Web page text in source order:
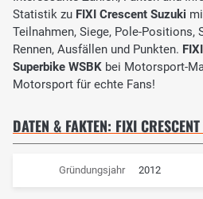
Statistik zu FIXI Crescent Suzuki
Teilnahmen, Siege, Pole-Positions,
Rennen, Ausfällen und Punkten.
Superbike WSBK bei Motorsport-
Motorsport für echte Fans!
DATEN & FAKTEN: FIXI
Gründungsjahr 2012